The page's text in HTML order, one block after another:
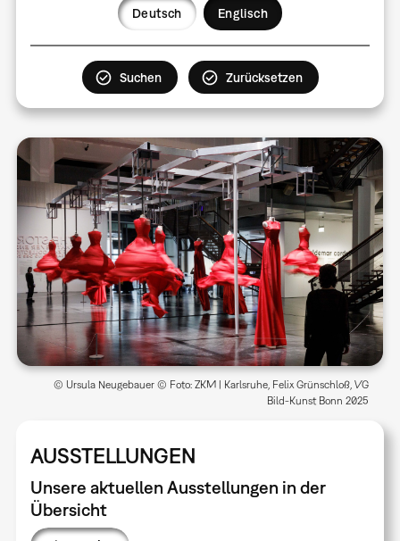
Deutsch Englisch
AUSSTELLUNGEN
Unsere aktuellen Ausstellungen in der
Übersicht
© Ursula Neugebauer © Foto: ZKM | Karlsruhe, Felix Grünschloß, VG
Bild-Kunst Bonn 2025